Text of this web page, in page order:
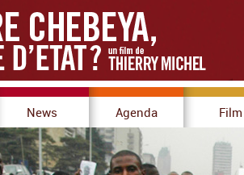
News Agenda Film